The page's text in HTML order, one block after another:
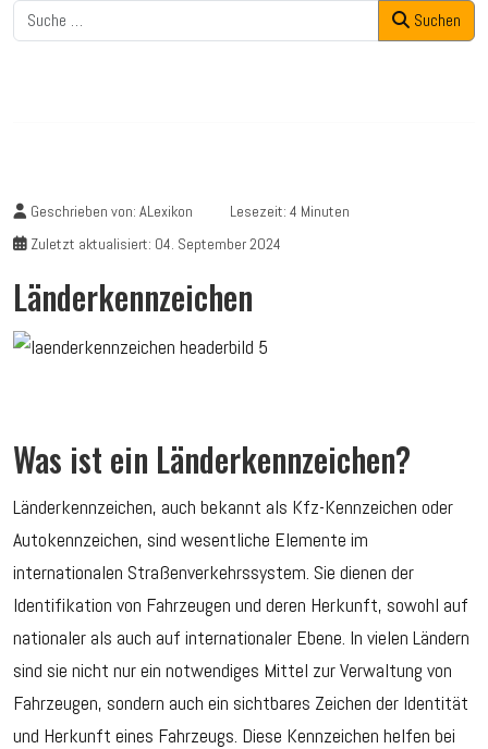
Suchen
Geschrieben von: ALexikon
Lesezeit: 4 Minuten
Zuletzt aktualisiert: 04. September 2024
Länderkennzeichen
Was ist ein Länderkennzeichen?
Länderkennzeichen, auch bekannt als Kfz-Kennzeichen oder
Autokennzeichen, sind wesentliche Elemente im
internationalen Straßenverkehrssystem. Sie dienen der
Identifikation von Fahrzeugen und deren Herkunft, sowohl auf
nationaler als auch auf internationaler Ebene. In vielen Ländern
sind sie nicht nur ein notwendiges Mittel zur Verwaltung von
Fahrzeugen, sondern auch ein sichtbares Zeichen der Identität
und Herkunft eines Fahrzeugs. Diese Kennzeichen helfen bei